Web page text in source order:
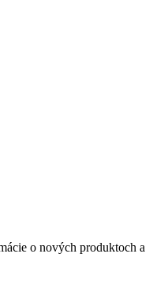
o nových produktoch a